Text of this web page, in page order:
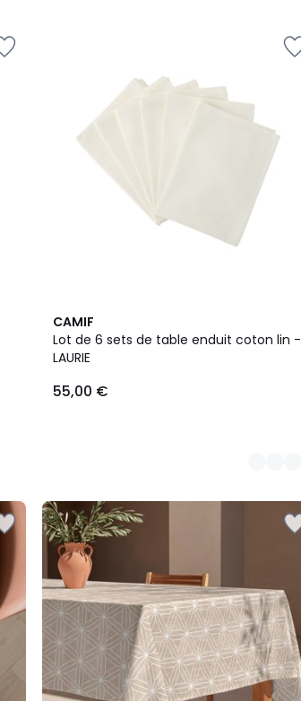
CAMIF
Lot de 6 sets de table enduit coton lin -
LAURIE
55,00 €
2
Couleurs